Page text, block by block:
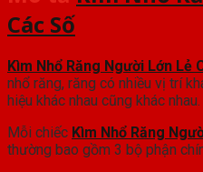
Các Số
Kìm Nhổ Răng Người Lớn Lẻ
nhổ răng, răng có nhiều vị trí
hiệu khác nhau cũng khác nhau.
Mỗi chiếc Kìm Nhổ Răng
thường bao gồm 3 bộ phận